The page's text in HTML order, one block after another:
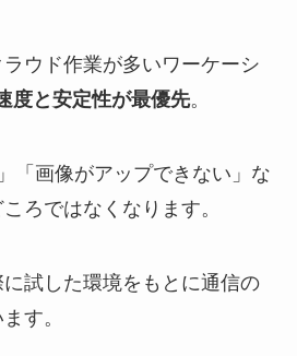
ウド作業が多いワーケーシ
度と安定性が最優先。
「画像がアップできない」な
ろではなくなります。
試した環境をもとに通信の
す。